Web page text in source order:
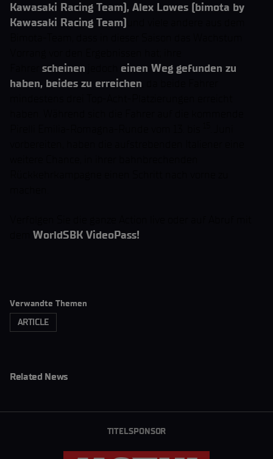
Kawasaki Racing Team), Alex Lowes (bimota by
Kawasaki Racing Team)
scheinen
einen Weg gefunden zu
haben, beides zu erreichen
WorldSBK VideoPass!
Verwandte Themen
ARTICLE
Related News
TITELSPONSOR